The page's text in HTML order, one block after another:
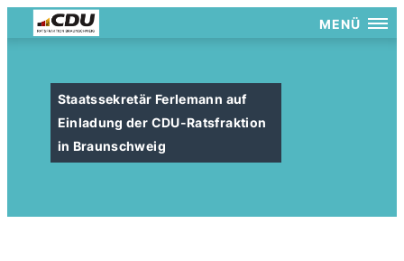
MENÜ
Staatssekretär Ferlemann auf
Einladung der CDU-Ratsfraktion
in Braunschweig